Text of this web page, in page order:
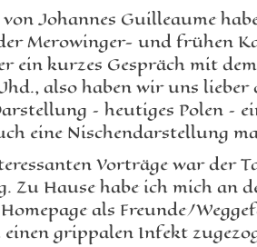
Johannes Guilleaume
Merowinger- und frühen
ein kurzes Gespräch mit
also haben wir uns
– heutiges Polen –
eine Nischendarstellung
Vorträge war der
Zu Hause habe ich mich an
als Freunde/
einen grippalen Infekt